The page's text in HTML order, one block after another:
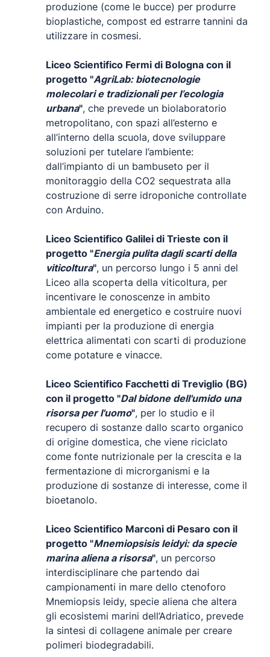
produzione (come le bucce) per produrre
bioplastiche, compost ed estrarre tannini da
utilizzare in cosmesi.
Liceo Scientifico Fermi di Bologna con il
progetto "AgriLab: biotecnologie
molecolari e tradizionali per l’ecologia
urbana", che prevede un biolaboratorio
metropolitano, con spazi all’esterno e
all’interno della scuola, dove sviluppare
soluzioni per tutelare l’ambiente:
dall’impianto di un bambuseto per il
monitoraggio della CO2 sequestrata alla
costruzione di serre idroponiche controllate
con Arduino.
Liceo Scientifico Galilei di Trieste con il
progetto "Energia pulita dagli scarti della
viticoltura", un percorso lungo i 5 anni del
Liceo alla scoperta della viticoltura, per
incentivare le conoscenze in ambito
ambientale ed energetico e costruire nuovi
impianti per la produzione di energia
elettrica alimentati con scarti di produzione
come potature e vinacce.
Liceo Scientifico Facchetti di Treviglio (BG)
con il progetto "Dal bidone dell'umido una
risorsa per l'uomo", per lo studio e il
recupero di sostanze dallo scarto organico
di origine domestica, che viene riciclato
come fonte nutrizionale per la crescita e la
fermentazione di microrganismi e la
produzione di sostanze di interesse, come il
bioetanolo.
Liceo Scientifico Marconi di Pesaro con il
progetto "Mnemiopsisis leidyi: da specie
marina aliena a risorsa", un percorso
interdisciplinare che partendo dai
campionamenti in mare dello ctenoforo
Mnemiopsis leidy, specie aliena che altera
gli ecosistemi marini dell’Adriatico, prevede
la sintesi di collagene animale per creare
polimeri biodegradabili.